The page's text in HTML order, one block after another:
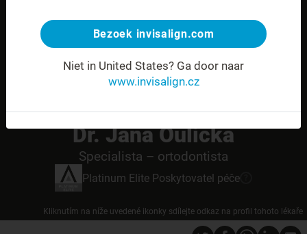
Dr. Jana Oulicka
Specialista – ortodontista
Platinum Elite Poskytovatel péče
Kliknutím na níže uvedené ikonky sdílejte odkaz na profil tohoto lékaře
Bezoek invisalign.com
Niet in United States? Ga door naar
www.invisalign.cz